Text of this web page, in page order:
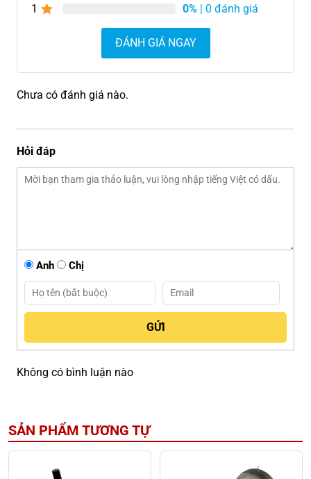
1
0% | 0 đánh giá
ĐÁNH GIÁ NGAY
Chưa có đánh giá nào.
Hỏi đáp
Anh Chị
Không có bình luận nào
SẢN PHẨM TƯƠNG TỰ